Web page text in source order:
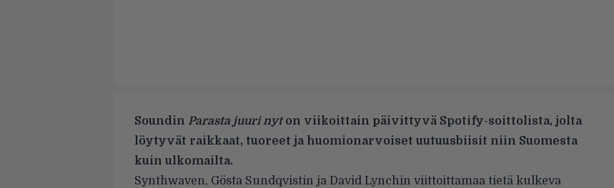
Soundin Parasta juuri nyton viikoittain päivittyvä Spotify-soittolista, jolta
löytyvät raikkaat, tuoreet ja huomionarvoiset uutuusbiisit niin Suomesta
kuin ulkomailta.
Synthwaven, Gösta Sundqvistin ja David Lynchin viittoittamaa tietä kulkeva